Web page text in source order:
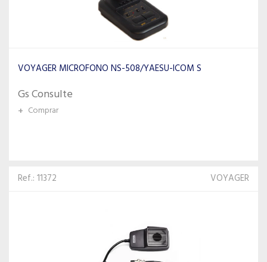
VOYAGER MICROFONO NS-508/YAESU-ICOM S
Gs Consulte
+ Comprar
Ref.: 11372 VOYAGER